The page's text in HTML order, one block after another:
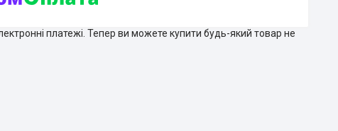
платежі. Тепер ви можете купити будь-який товар не